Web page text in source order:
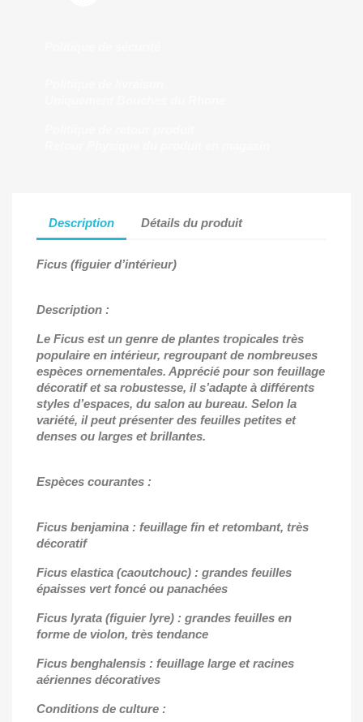
Description Détails du produit
Ficus (figuier d’intérieur)
Description :
Le Ficus est un genre de plantes tropicales très
populaire en intérieur, regroupant de nombreuses
espèces ornementales. Apprécié pour son feuillage
décoratif et sa robustesse, il s’adapte à différents
styles d’espaces, du salon au bureau. Selon la
variété, il peut présenter des feuilles petites et
denses ou larges et brillantes.
Espèces courantes :
Ficus benjamina : feuillage fin et retombant, très
décoratif
Ficus elastica (caoutchouc) : grandes feuilles
épaisses vert foncé ou panachées
Ficus lyrata (figuier lyre) : grandes feuilles en
forme de violon, très tendance
Ficus benghalensis : feuillage large et racines
aériennes décoratives
Conditions de culture :